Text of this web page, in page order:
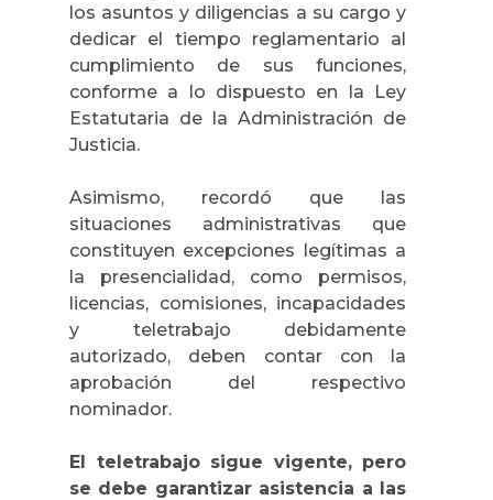
los asuntos y diligencias a su cargo y
dedicar el tiempo reglamentario al
cumplimiento de sus funciones,
conforme a lo dispuesto en la Ley
Estatutaria de la Administración de
Justicia.
Asimismo, recordó que las
situaciones administrativas que
constituyen excepciones legítimas a
la presencialidad, como permisos,
licencias, comisiones, incapacidades
y teletrabajo debidamente
autorizado, deben contar con la
aprobación del respectivo
nominador.
El teletrabajo sigue vigente, pero
se debe garantizar asistencia a las